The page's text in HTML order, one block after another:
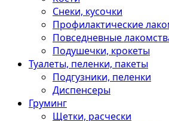
Снеки, кусочки
Профилактические
Повседневные
Подушечки, крокеты
Туалеты, пеленки, пакеты
Подгузники, пеленки
Диспенсеры
Груминг
Щетки, расчески